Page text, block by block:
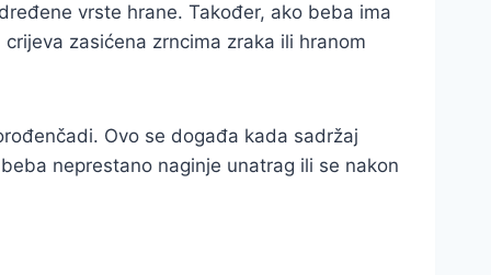
vrste hrane. Također, ako beba ima
zasićena zrncima zraka ili hranom
Ovo se događa kada sadržaj
neprestano naginje unatrag ili se nakon